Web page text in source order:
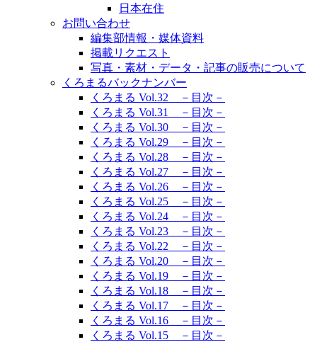
日本在住
お問い合わせ
編集部情報・媒体資料
掲載リクエスト
写真・素材・データ・記事の販売について
くろまるバックナンバー
くろまる Vol.32 －目次－
くろまる Vol.31 －目次－
くろまる Vol.30 －目次－
くろまる Vol.29 －目次－
くろまる Vol.28 －目次－
くろまる Vol.27 －目次－
くろまる Vol.26 －目次－
くろまる Vol.25 －目次－
くろまる Vol.24 －目次－
くろまる Vol.23 －目次－
くろまる Vol.22 －目次－
くろまる Vol.20 －目次－
くろまる Vol.19 －目次－
くろまる Vol.18 －目次－
くろまる Vol.17 －目次－
くろまる Vol.16 －目次－
くろまる Vol.15 －目次－